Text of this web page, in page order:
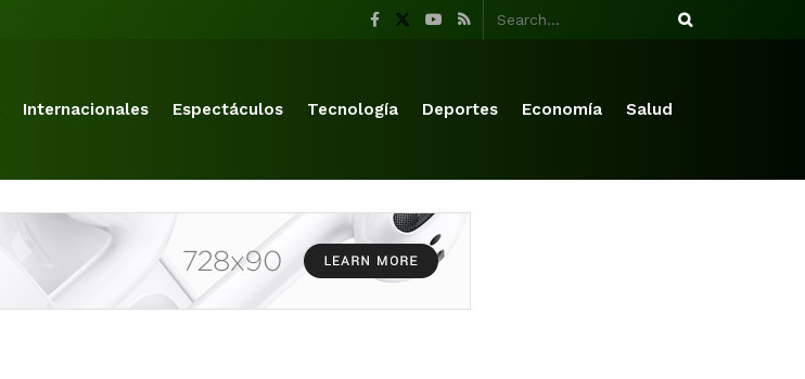
Internacionales Espectáculos Tecnología Deportes Economía Salud